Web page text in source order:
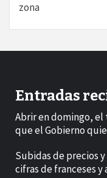
zona
Entradas
Abrir en domingo, el
que el Gobierno
Subidas de precios
cifras de franceses y